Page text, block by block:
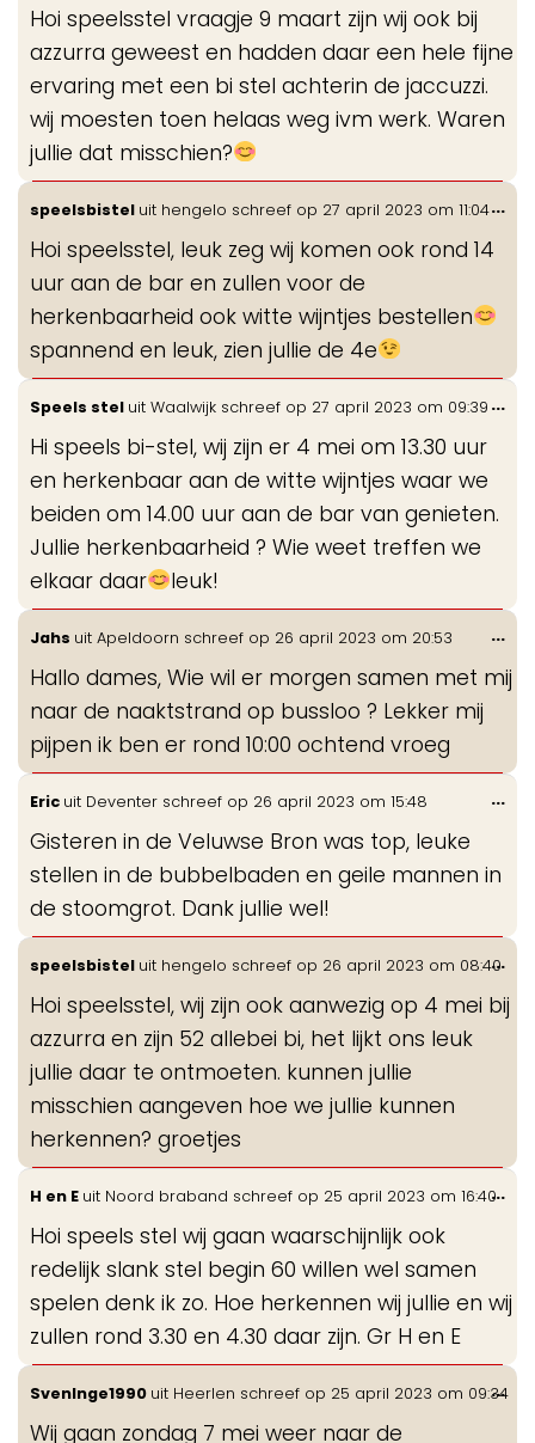
Hoi speelsstel vraagje 9 maart zijn wij ook bij
azzurra geweest en hadden daar een hele fijne
ervaring met een bi stel achterin de jaccuzzi.
wij moesten toen helaas weg ivm werk. Waren
jullie dat misschien?
speelsbistel uit hengelo schreef op 27 april 2023 om 11:04
Hoi speelsstel, leuk zeg wij komen ook rond 14
uur aan de bar en zullen voor de
herkenbaarheid ook witte wijntjes bestellen
spannend en leuk, zien jullie de 4e
...
Speels stel uit Waalwijk schreef op 27 april 2023 om 09:39
Hi speels bi-stel, wij zijn er 4 mei om 13.30 uur
en herkenbaar aan de witte wijntjes waar we
beiden om 14.00 uur aan de bar van genieten.
Jullie herkenbaarheid ? Wie weet treffen we
elkaar daar
leuk!
...
Jahs uit Apeldoorn schreef op 26 april 2023 om 20:53
Hallo dames, Wie wil er morgen samen met mij
naar de naaktstrand op bussloo ? Lekker mij
pijpen ik ben er rond 10:00 ochtend vroeg
...
Eric uit Deventer schreef op 26 april 2023 om 15:48
Gisteren in de Veluwse Bron was top, leuke
stellen in de bubbelbaden en geile mannen in
de stoomgrot. Dank jullie wel!
...
speelsbistel uit hengelo schreef op 26 april 2023 om 08:40
Hoi speelsstel, wij zijn ook aanwezig op 4 mei bij
azzurra en zijn 52 allebei bi, het lijkt ons leuk
jullie daar te ontmoeten. kunnen jullie
misschien aangeven hoe we jullie kunnen
herkennen? groetjes
...
H en E uit Noord braband schreef op 25 april 2023 om 16:40
Hoi speels stel wij gaan waarschijnlijk ook
redelijk slank stel begin 60 willen wel samen
spelen denk ik zo. Hoe herkennen wij jullie en wij
zullen rond 3.30 en 4.30 daar zijn. Gr H en E
...
SvenInge1990 uit Heerlen schreef op 25 april 2023 om 09:34
Wij gaan zondag 7 mei weer naar de
...